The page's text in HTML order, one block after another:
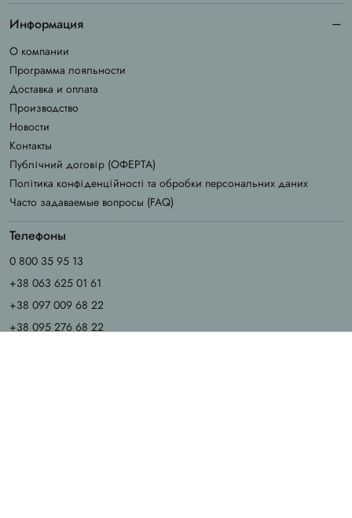
Информация
О компании
Программа лояльности
Доставка и оплата
Производство
Новости
Контакты
Публічний договір (ОФЕРТА)
Політика конфіденційності та обробки персональних даних
Часто задаваемые вопросы (FAQ)
Телефоны
0 800 35 95 13
+38 063 625 01 61
+38 097 009 68 22
+38 095 276 68 22